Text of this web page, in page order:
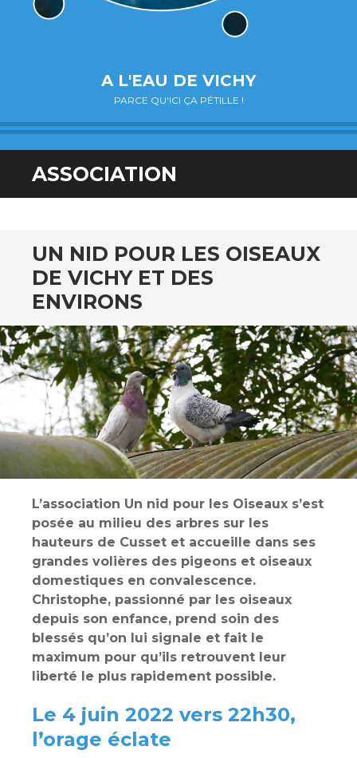
A L'EAU DE VICHY
PARCE QU'ICI ÇA PÉTILLE !
ASSOCIATION
UN NID POUR LES OISEAUX
DE VICHY ET DES
ENVIRONS
L’association Un nid pour les Oiseaux s’est
posée au milieu des arbres sur les
hauteurs de Cusset et accueille dans ses
grandes volières des pigeons et oiseaux
domestiques en convalescence.
Christophe, passionné par les oiseaux
depuis son enfance, prend soin des
blessés qu’on lui signale et fait le
maximum pour qu’ils retrouvent leur
liberté le plus rapidement possible.
Le 4 juin 2022 vers 22h30,
l’orage éclate